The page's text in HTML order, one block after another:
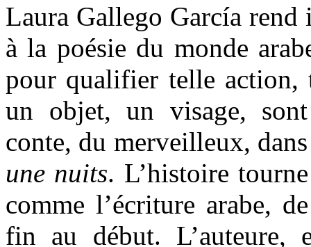
Laura Gallego García
à la poésie du monde
pour qualifier telle action,
un objet, un visage,
conte, du merveilleux,
une nuits. L’histoire
comme l’écriture arabe,
fin au début. L’auteure,